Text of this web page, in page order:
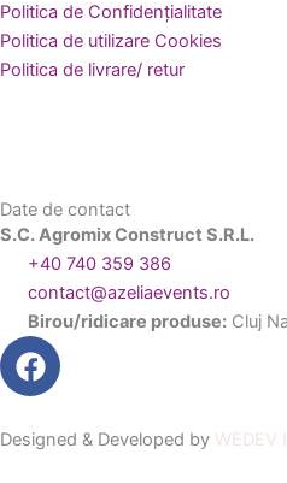
Politica de Confidențialitate
Politica de utilizare Cookies
Politica de livrare/ retur
Date de contact
S.C. Agromix Construct S.R.L.
+40 740 359 386
contact@azeliaevents.ro
Birou/ridicare produse: Cluj
F
a
e
Designed & Developed by WEDEV